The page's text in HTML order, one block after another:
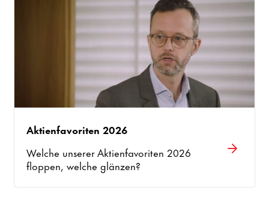
Aktienfavoriten 2026
Welche unserer Aktienfavoriten 2026
floppen, welche glänzen?